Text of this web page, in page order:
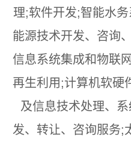
理;软件开发;智能水
能源技术开发、咨询
信息系统集成和物联
再生利用;计算机软硬
及信息技术处理、
发、转让、咨询服务;